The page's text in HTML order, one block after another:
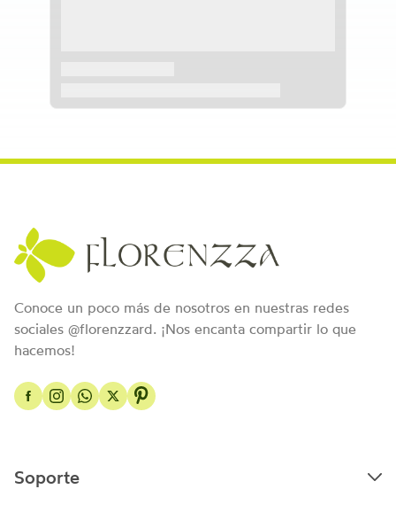
Conoce un poco más de nosotros en nuestras redes
sociales @florenzzard. ¡Nos encanta compartir lo que
hacemos!
Soporte